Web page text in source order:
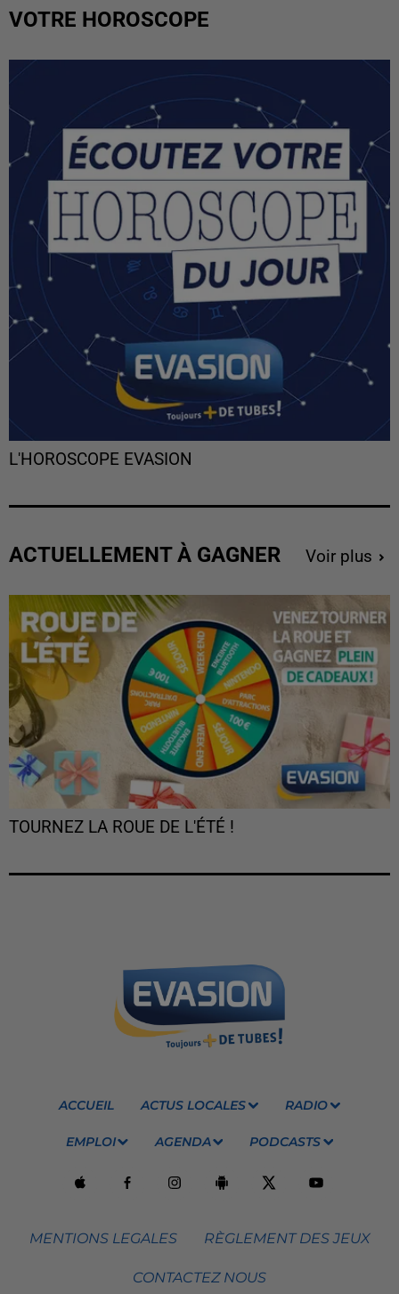
VOTRE HOROSCOPE
L'HOROSCOPE EVASION
ACTUELLEMENT À GAGNER Voir plus
TOURNEZ LA ROUE DE L'ÉTÉ !
ACCUEIL ACTUS LOCALES RADIO
EMPLOI AGENDA PODCASTS
MENTIONS LEGALES RÈGLEMENT DES JEUX
CONTACTEZ NOUS